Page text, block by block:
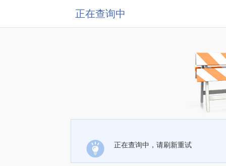
正在查询中
正在查询中，请刷新重试